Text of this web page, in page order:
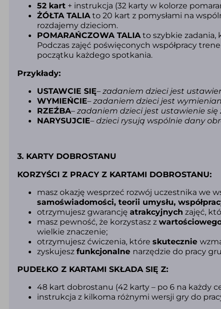
52 kart + instrukcja (32 karty w kolorze
ŻÓŁTA TALIAto 20 kart z pomysłami na
rozdajemy dzieciom.
POMARAŃCZOWA TALIAto szybkie zadania,
Podczas zajęć poświęconych współpracy
początku każdego spotkania.
Przykłady:
USTAWCIE SIĘ–zadaniem dzieci jest
WYMIEŃCIE–zadaniem dzieci jest
RZEŹBA–zadaniem dzieci jest ustawienie
NARYSUJCIE–dzieci rysują wspólnie dany
3. KARTY DOBROSTANU
KORZYŚCI Z PRACY Z KARTAMI DOBROSTANU:
masz okazję wesprzeć rozwój uczestnika we
samoświadomości, teorii umysłu,
otrzymujesz gwarancjęatrakcyjnych zajęć,
masz pewność, że korzystasz z
wielkie znaczenie;
otrzymujesz ćwiczenia, któreskutecznie
zyskujeszfunkcjonalne narzędzie do pracy
PUDEŁKO Z KARTAMI SKŁADA SIĘ Z:
48 kart dobrostanu (42 karty – po 6 na każdy
instrukcja z kilkoma różnymi wersji gry do